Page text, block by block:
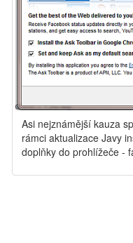
Asi nejznámější kauza
rámci aktualizace Javy
doplňky do prohlížeče -